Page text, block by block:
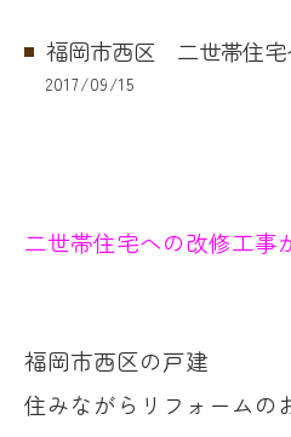
福岡市西区 二世帯住宅
2017/09/15
二世帯住宅への改修工事
福岡市西区の戸建
住みながらリフォームの